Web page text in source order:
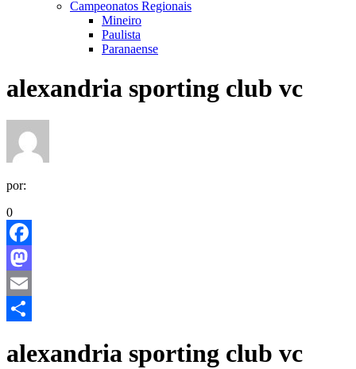
Campeonatos Regionais
Mineiro
Paulista
Paranaense
alexandria sporting club vc
por:
0
Facebook
Mastodon
Email
alexandria sporting club vc